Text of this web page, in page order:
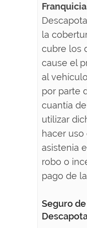
Franquicia
la
cubre los
cause el
al
por parte
cuantía
utilizar
hacer uso
asistenia
robo o
pago de
Seguro